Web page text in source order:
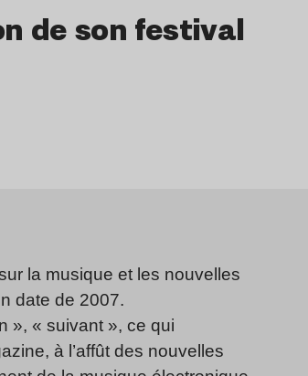
de son festival
la musique et les nouvelles
date de 2007.
», « suivant », ce qui
à l’affût des nouvelles